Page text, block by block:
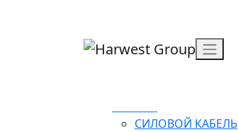
СИЛОВОЙ КАБЕЛЬ